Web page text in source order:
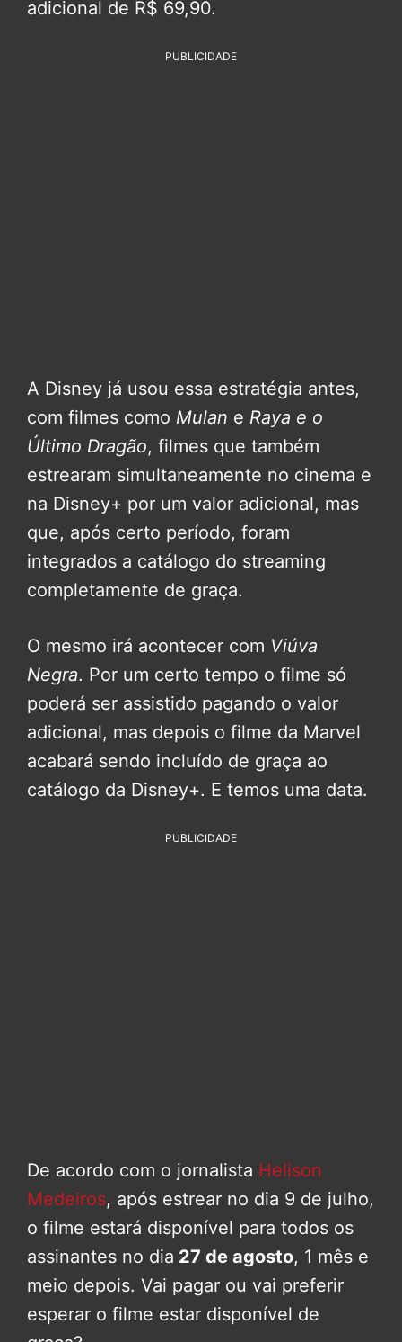
adicional de R$ 69,90.
PUBLICIDADE
A Disney já usou essa estratégia antes,
com filmes como Mulan e Raya e o
Último Dragão, filmes que também
estrearam simultaneamente no cinema e
na Disney+ por um valor adicional, mas
que, após certo período, foram
integrados a catálogo do streaming
completamente de graça.
O mesmo irá acontecer com Viúva
Negra. Por um certo tempo o filme só
poderá ser assistido pagando o valor
adicional, mas depois o filme da Marvel
acabará sendo incluído de graça ao
catálogo da Disney+. E temos uma data.
PUBLICIDADE
De acordo com o jornalista Helison
Medeiros, após estrear no dia 9 de julho,
o filme estará disponível para todos os
assinantes no dia 27 de agosto, 1 mês e
meio depois. Vai pagar ou vai preferir
esperar o filme estar disponível de